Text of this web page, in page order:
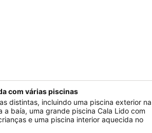
com várias piscinas
distintas, incluindo uma piscina exterior na
baía, uma grande piscina Cala Lido com
e uma piscina interior aquecida no